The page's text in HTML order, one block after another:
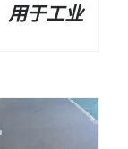
用于工业